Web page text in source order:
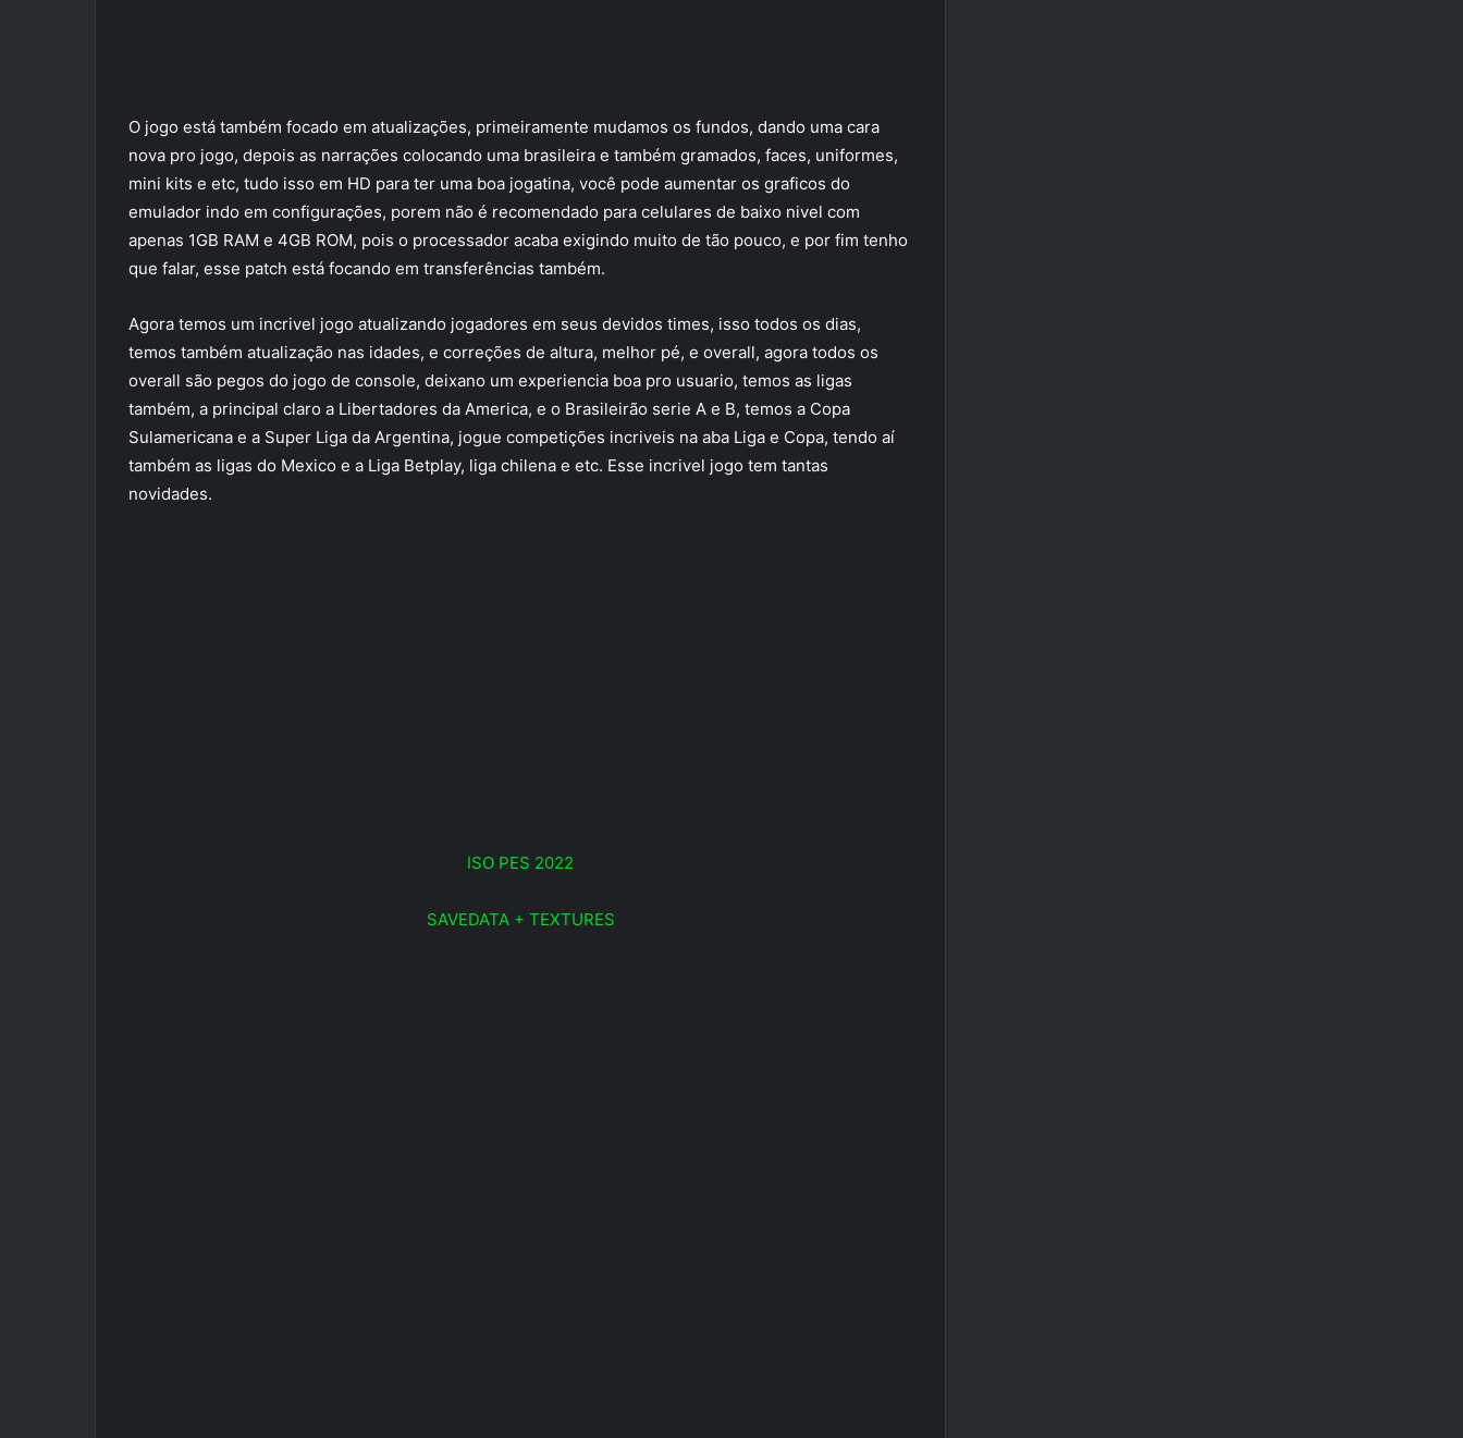
O jogo está também focado em atualizações, primeiramente mudamos os fundos, dando uma cara
nova pro jogo, depois as narrações colocando uma brasileira e também gramados, faces, uniformes,
mini kits e etc, tudo isso em HD para ter uma boa jogatina, você pode aumentar os graficos do
emulador indo em configurações, porem não é recomendado para celulares de baixo nivel com
apenas 1GB RAM e 4GB ROM, pois o processador acaba exigindo muito de tão pouco, e por fim tenho
que falar, esse patch está focando em transferências também.
Agora temos um incrivel jogo atualizando jogadores em seus devidos times, isso todos os dias,
temos também atualização nas idades, e correções de altura, melhor pé, e overall, agora todos os
overall são pegos do jogo de console, deixano um experiencia boa pro usuario, temos as ligas
também, a principal claro a Libertadores da America, e o Brasileirão serie A e B, temos a Copa
Sulamericana e a Super Liga da Argentina, jogue competições incriveis na aba Liga e Copa, tendo aí
também as ligas do Mexico e a Liga Betplay, liga chilena e etc. Esse incrivel jogo tem tantas
novidades.
ISO PES 2022
SAVEDATA + TEXTURES